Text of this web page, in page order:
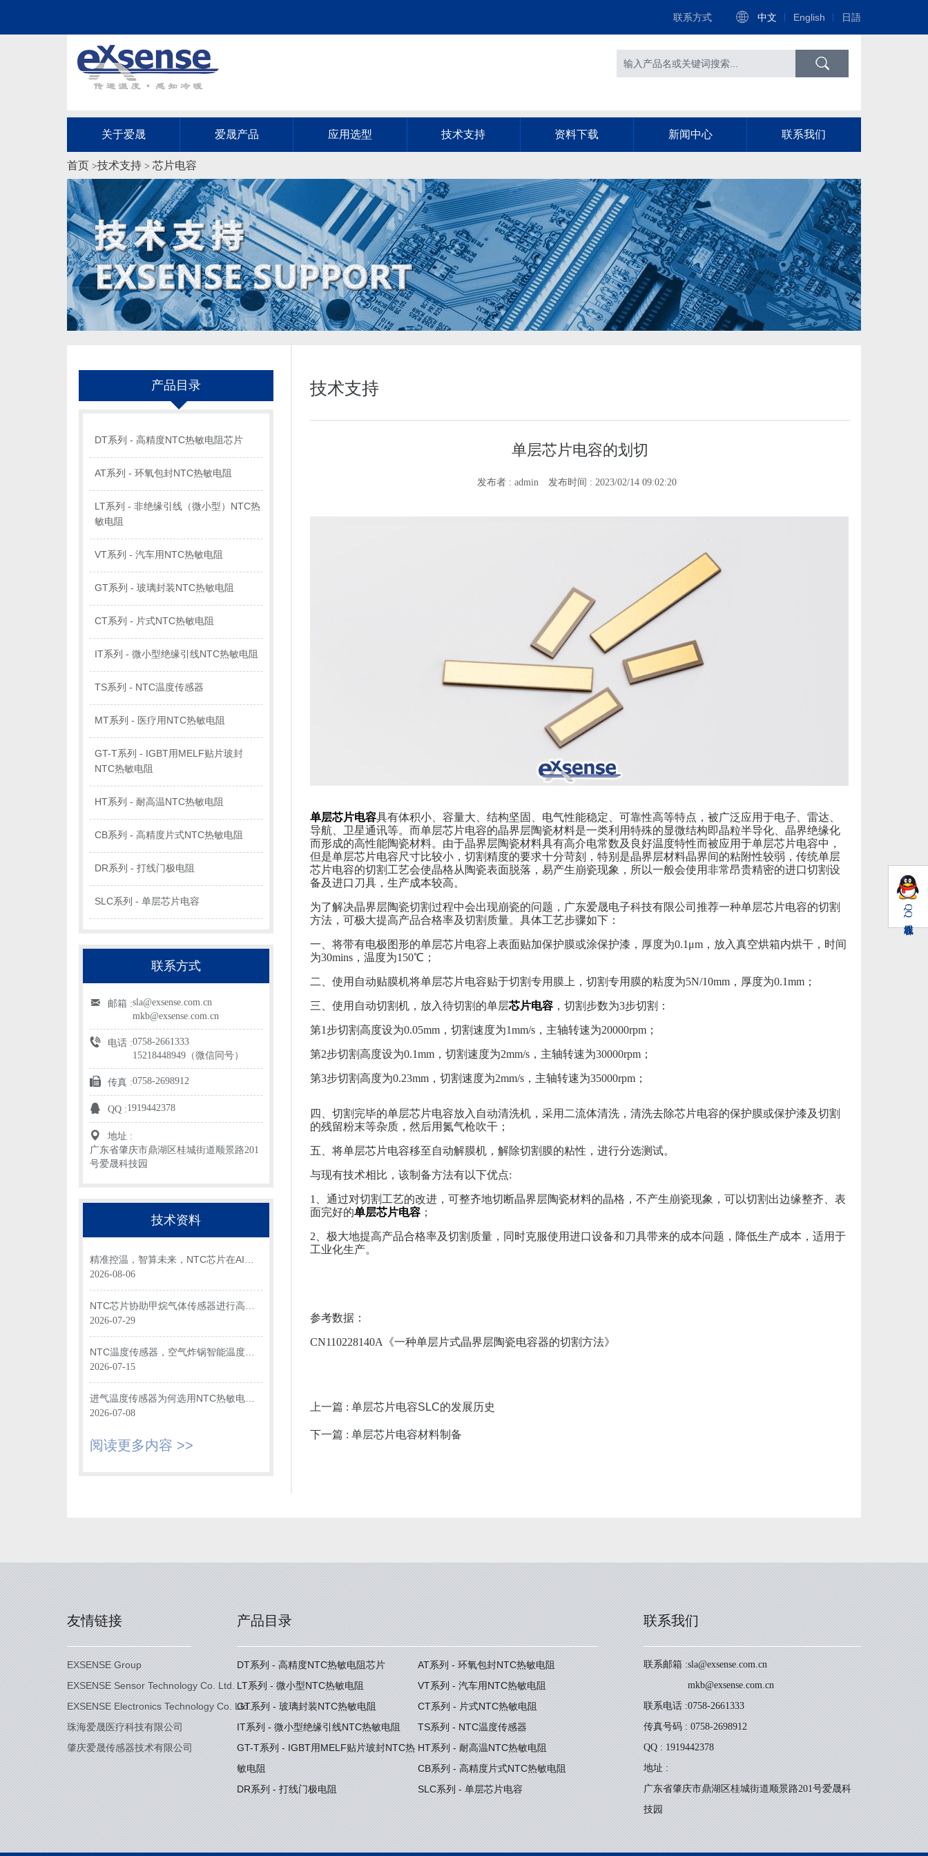
联系方式 中文 English 日語
关于爱晟 爱晟产品 应用选型 技术支持 资料下载 新闻中心 联系我们
QQ
首页 >技术支持 > 芯片电容
产品目录
DT系列 - 高精度NTC热敏电阻芯片
AT系列 - 环氧包封NTC热敏电阻
LT系列 - 非绝缘引线（微小型）NTC热
敏电阻
VT系列 - 汽车用NTC热敏电阻
GT系列 - 玻璃封装NTC热敏电阻
CT系列 - 片式NTC热敏电阻
IT系列 - 微小型绝缘引线NTC热敏电阻
TS系列 - NTC温度传感器
MT系列 - 医疗用NTC热敏电阻
GT-T系列 - IGBT用MELF贴片玻封
NTC热敏电阻
HT系列 - 耐高温NTC热敏电阻
CB系列 - 高精度片式NTC热敏电阻
DR系列 - 打线门极电阻
SLC系列 - 单层芯片电容
联系方式
邮箱 :sla@exsense.com.cn
mkb@exsense.com.cn
电话 :0758-2661333
15218448949（微信同号）
传真 :0758-2698912
QQ :1919442378
地址 :
广东省肇庆市鼎湖区桂城街道顺景路201
号爱晟科技园
技术资料
精准控温，智算未来，NTC芯片在AI数
据中心光模块中的关键应用
2026-08-06
NTC芯片协助甲烷气体传感器进行高效
温度监测
2026-07-29
NTC温度传感器，空气炸锅智能温度监
控“大脑”
2026-07-15
进气温度传感器为何选用NTC热敏电阻
进行温度监测？
2026-07-08
阅读更多内容 >>
技术支持
单层芯片电容的划切
发布者 : admin 发布时间 : 2023/02/14 09:02:20
单层芯片电容具有体积小、容量大、结构坚固、电气性能稳定、可靠性高等特点，被广泛应用于电子、雷达、
导航、卫星通讯等。而单层芯片电容的晶界层陶瓷材料是一类利用特殊的显微结构即晶粒半导化、晶界绝缘化
而形成的高性能陶瓷材料。由于晶界层陶瓷材料具有高介电常数及良好温度特性而被应用于单层芯片电容中，
但是单层芯片电容尺寸比较小，切割精度的要求十分苛刻，特别是晶界层材料晶界间的粘附性较弱，传统单层
芯片电容的切割工艺会使晶格从陶瓷表面脱落，易产生崩瓷现象，所以一般会使用非常昂贵精密的进口切割设
备及进口刀具，生产成本较高。
为了解决晶界层陶瓷切割过程中会出现崩瓷的问题，广东爱晟电子科技有限公司推荐一种单层芯片电容的切割
方法，可极大提高产品合格率及切割质量。具体工艺步骤如下：
一、将带有电极图形的单层芯片电容上表面贴加保护膜或涂保护漆，厚度为0.1μm，放入真空烘箱内烘干，时间
为30mins，温度为150℃；
二、使用自动贴膜机将单层芯片电容贴于切割专用膜上，切割专用膜的粘度为5N/10mm，厚度为0.1mm；
三、使用自动切割机，放入待切割的单层芯片电容 ，切割步数为3步切割：
第1步切割高度设为0.05mm，切割速度为1mm/s，主轴转速为20000rpm；
第2步切割高度设为0.1mm，切割速度为2mm/s，主轴转速为30000rpm；
第3步切割高度为0.23mm，切割速度为2mm/s，主轴转速为35000rpm；
四、切割完毕的单层芯片电容放入自动清洗机，采用二流体清洗，清洗去除芯片电容的保护膜或保护漆及切割
的残留粉末等杂质，然后用氮气枪吹干；
五、将单层芯片电容移至自动解膜机，解除切割膜的粘性，进行分选测试。
与现有技术相比，该制备方法有以下优点:
1、通过对切割工艺的改进，可整齐地切断晶界层陶瓷材料的晶格，不产生崩瓷现象，可以切割出边缘整齐、表
面完好的单层芯片电容 ；
2、极大地提高产品合格率及切割质量，同时克服使用进口设备和刀具带来的成本问题，降低生产成本，适用于
工业化生产。
参考数据：
CN110228140A《一种单层片式晶界层陶瓷电容器的切割方法》
上一篇 :单层芯片电容SLC的发展历史
下一篇 :单层芯片电容材料制备
友情链接
EXSENSE Group
EXSENSE Sensor Technology Co. Ltd.
EXSENSE Electronics Technology Co. Ltd.
珠海爱晟医疗科技有限公司
肇庆爱晟传感器技术有限公司
产品目录
DT系列 - 高精度NTC热敏电阻芯片
AT系列 - 环氧包封NTC热敏电阻
LT系列 - 微小型NTC热敏电阻
VT系列 - 汽车用NTC热敏电阻
GT系列 - 玻璃封装NTC热敏电阻
CT系列 - 片式NTC热敏电阻
IT系列 - 微小型绝缘引线NTC热敏电阻
TS系列 - NTC温度传感器
GT-T系列 - IGBT用MELF贴片玻封NTC热
敏电阻
HT系列 - 耐高温NTC热敏电阻
CB系列 - 高精度片式NTC热敏电阻
DR系列 - 打线门极电阻
SLC系列 - 单层芯片电容
联系我们
联系邮箱 :sla@exsense.com.cn
mkb@exsense.com.cn
联系电话 :0758-2661333
传真号码 : 0758-2698912
QQ : 1919442378
地址 :
广东省肇庆市鼎湖区桂城街道顺景路201号爱晟科
技园